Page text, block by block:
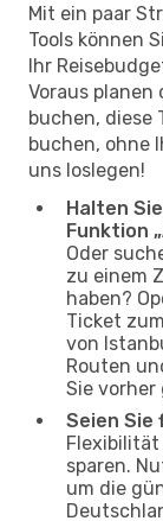
Mit ein paar
Tools können
Ihr
Voraus
buchen, diese
buchen, ohne
uns loslegen!
Halten
Funktion
Oder
zu einem
haben?
Ticket
von
Routen
Sie
Seien Sie
Flexibilität
sparen.
um die